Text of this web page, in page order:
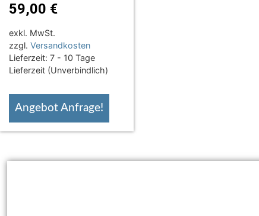
59,00 €
exkl. MwSt.
zzgl. Versandkosten
Lieferzeit: 7 - 10 Tage
Lieferzeit (Unverbindlich)
Angebot Anfrage!